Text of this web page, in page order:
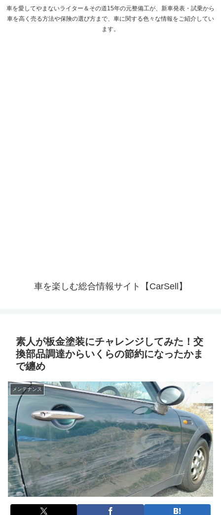
車を愛してやまないライター＆その道15年の元整備工が、新車発表・試乗から
車を高く売る方法や保険の選び方まで、車に関する色々な情報をご紹介してい
ます。
車を楽しむ総合情報サイト【CarSell】
素人が板金塗装にチャレンジしてみた！交
換部品調達からいくらの節約になったかま
で纏め
メンテナンス